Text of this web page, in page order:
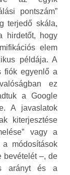
pontszám”
terjedő skála,
hirdetőt, hogy
elem
példája. A
fiók egyenlő a
ez
a Google
A javaslatok
kiterjesztése
vagy a
a módosítások
bevételét –, de
arányt és a